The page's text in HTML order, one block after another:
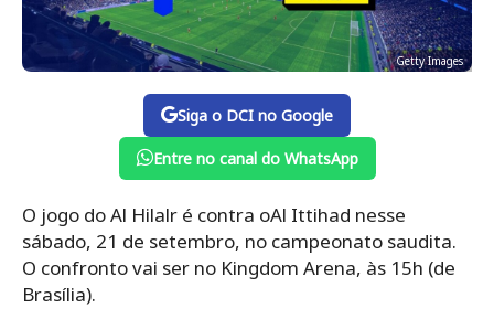
Getty Images
Siga o DCI no Google
Entre no canal do WhatsApp
O jogo do Al Hilalr é contra oAl Ittihad nesse
sábado, 21 de setembro, no campeonato saudita.
O confronto vai ser no Kingdom Arena, às 15h (de
Brasília).